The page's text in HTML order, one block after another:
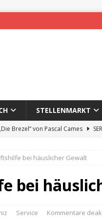
STELLENMARKT
Brezel“ von Pascal Cames
des 65. Fasnetsumzugs
Der Mann hinter PF-Bits
bei häuslicher Gewalt
bei
Service Kommentare